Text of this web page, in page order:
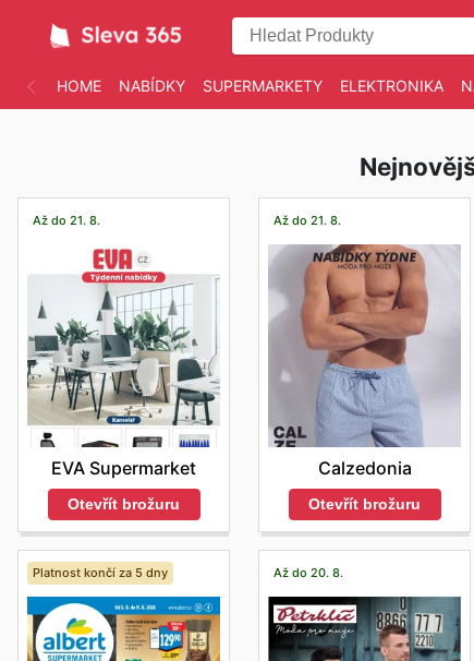
HOME NABÍDKY SUPERMARKETY ELEKTRONIKA
Až do 21. 8.
EVA Supermarket
Otevřít brožuru
Až do 21. 8.
Calzedonia
Otevřít brožuru
Platnost končí za 5 dny Až do 20. 8.